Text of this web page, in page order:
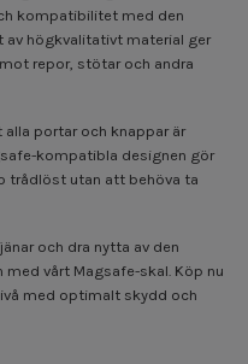
kompatibilitet med den
av högkvalitativt material ger
repor, stötar och andra
portar och knappar är
kompatibla designen gör
trådlöst utan att behöva ta
och dra nytta av den
vårt Magsafe-skal. Köp nu
med optimalt skydd och